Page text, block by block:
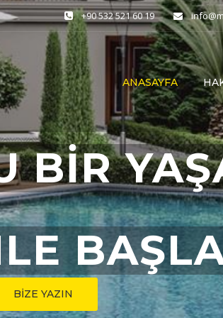
+90 532 521 60 19
ANASAYFA
BİZE YAZIN
BİR